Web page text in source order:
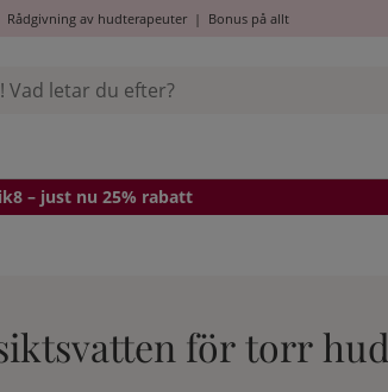
Rådgivning av hudterapeuter| Bonus på allt
– just nu 25% rabatt
för torr hud